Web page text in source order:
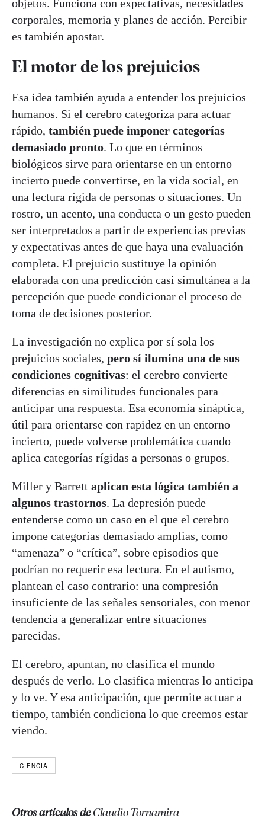
objetos. Funciona con expectativas, necesidades
corporales, memoria y planes de acción. Percibir
es también apostar.
El motor de los prejuicios
Esa idea también ayuda a entender los prejuicios
humanos. Si el cerebro categoriza para actuar
rápido, también puede imponer categorías
demasiado pronto. Lo que en términos
biológicos sirve para orientarse en un entorno
incierto puede convertirse, en la vida social, en
una lectura rígida de personas o situaciones. Un
rostro, un acento, una conducta o un gesto pueden
ser interpretados a partir de experiencias previas
y expectativas antes de que haya una evaluación
completa. El prejuicio sustituye la opinión
elaborada con una predicción casi simultánea a la
percepción que puede condicionar el proceso de
toma de decisiones posterior.
La investigación no explica por sí sola los
prejuicios sociales, pero sí ilumina una de sus
condiciones cognitivas: el cerebro convierte
diferencias en similitudes funcionales para
anticipar una respuesta. Esa economía sináptica,
útil para orientarse con rapidez en un entorno
incierto, puede volverse problemática cuando
aplica categorías rígidas a personas o grupos.
Miller y Barrett aplican esta lógica también a
algunos trastornos. La depresión puede
entenderse como un caso en el que el cerebro
impone categorías demasiado amplias, como
“amenaza” o “crítica”, sobre episodios que
podrían no requerir esa lectura. En el autismo,
plantean el caso contrario: una compresión
insuficiente de las señales sensoriales, con menor
tendencia a generalizar entre situaciones
parecidas.
El cerebro, apuntan, no clasifica el mundo
después de verlo. Lo clasifica mientras lo anticipa
y lo ve. Y esa anticipación, que permite actuar a
tiempo, también condiciona lo que creemos estar
viendo.
CIENCIA
Otros artículos deClaudio Tornamira